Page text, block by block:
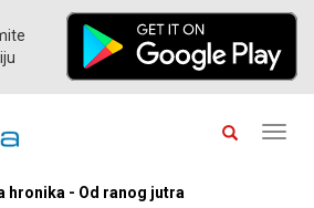
hronika - Od ranog jutra